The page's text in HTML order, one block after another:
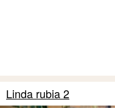
Linda rubia 2